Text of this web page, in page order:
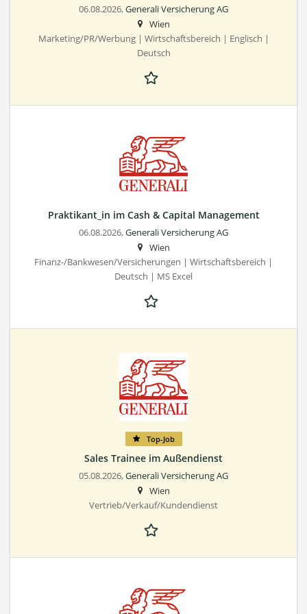
06.08.2026,Generali Versicherung AG
Wien
Marketing/PR/Werbung | Wirtschaftsbereich | Englisch |
Deutsch
Praktikant_in im Cash & Capital Management
06.08.2026,Generali Versicherung AG
Wien
Finanz-/Bankwesen/Versicherungen | Wirtschaftsbereich |
Deutsch | MS Excel
Top-Job
Sales Trainee im Außendienst
05.08.2026,Generali Versicherung AG
Wien
Vertrieb/Verkauf/Kundendienst